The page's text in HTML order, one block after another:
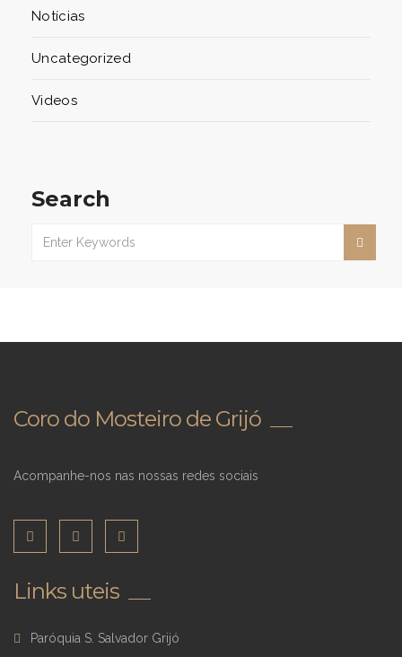
Notícias
Uncategorized
Videos
Search
Coro do Mosteiro de Grijó
Acompanhe-nos nas nossas redes sociais
Links uteis
Paróquia S. Salvador Grijó